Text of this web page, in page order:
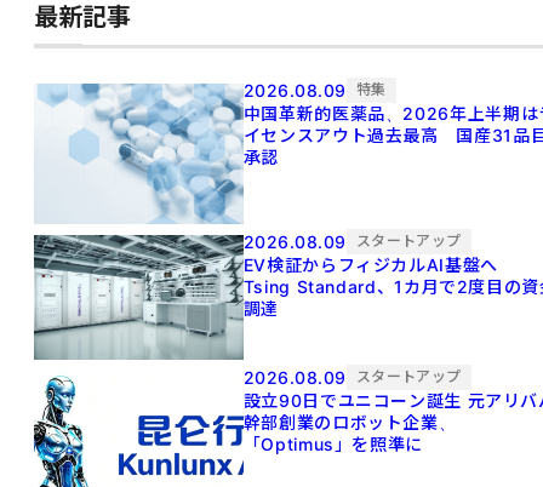
最新記事
2026.08.09 特集
中国革新的医薬品、2026年上半期は
イセンスアウト過去最高 国産31品
承認
2026.08.09 スタートアップ
EV検証からフィジカルAI基盤へ
Tsing Standard、1カ月で2度目の資
調達
2026.08.09 スタートアップ
設立90日でユニコーン誕生 元アリババ
幹部創業のロボット企業、
「Optimus」を照準に